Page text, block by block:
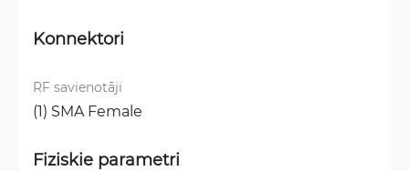
Konnektori
RF savienotāji
(1) SMA Female
Fiziskie parametri